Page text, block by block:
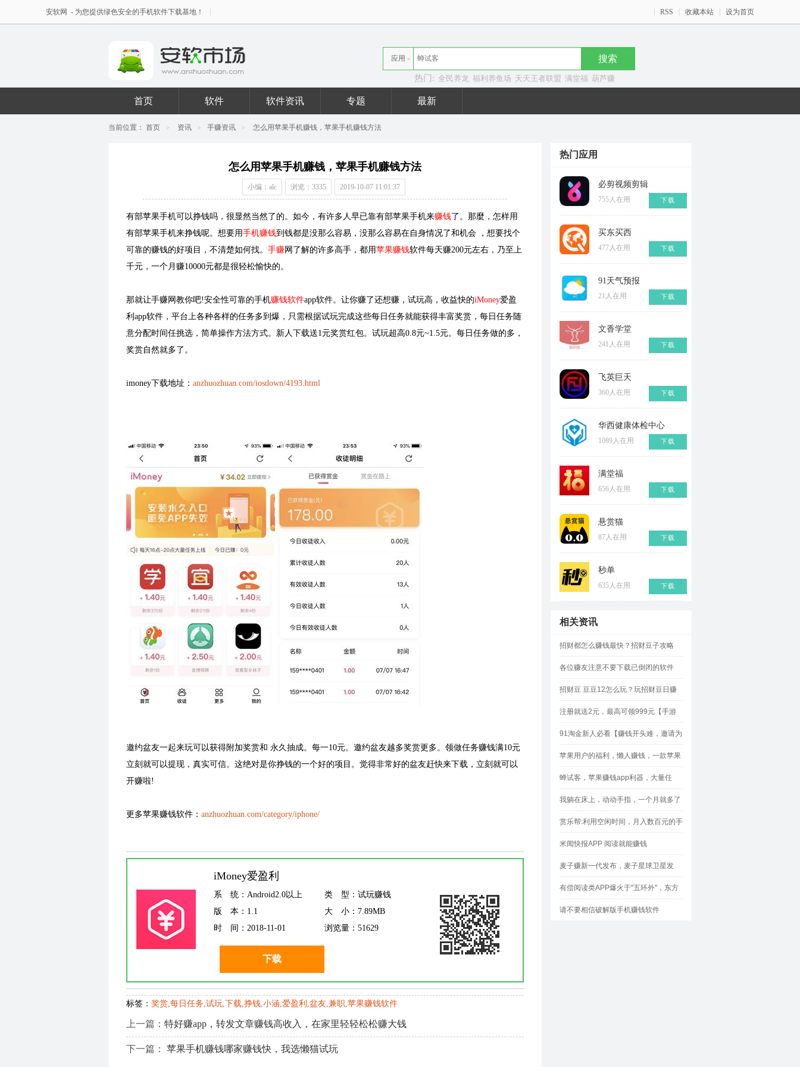
安软网 - 为您提供绿色安全的手机软件下载基地！ RSS 收藏本站 设为首页
应用
热门: 全民养龙 福利养鱼场 天天王者联盟 满堂福 葫芦赚
首页 软件 软件资讯 专题 最新
当前位置： 首页 > 资讯 > 手赚资讯 > 怎么用苹果手机赚钱，苹果手机赚钱方法
怎么用苹果手机赚钱，苹果手机赚钱方法
小编：alc 浏览：3335 2019-10-07 11:01:37
有部苹果手机可以挣钱吗，很显然当然了的。如今，有许多人早已靠有部苹果手机来赚钱了。那麼，怎样用
有部苹果手机来挣钱呢。想要用手机赚钱到钱都是没那么容易，没那么容易在自身情况了和机会 ，想要找个
可靠的赚钱的好项目，不清楚如何找。 手赚网了解的许多高手，都用苹果赚钱软件每天赚200元左右，乃至上
千元，一个月赚10000元都是很轻松愉快的。
那就让手赚网教你吧!安全性可靠的手机赚钱软件app软件。让你赚了还想赚，试玩高，收益快的iMoney爱盈
利app软件，平台上各种各样的任务多到爆，只需根据试玩完成这些每日任务就能获得丰富奖赏，每日任务随
意分配时间任挑选，简单操作方法方式。新人下载送1元奖赏红包。试玩超高0.8元~1.5元。每日任务做的多，
奖赏自然就多了。
imoney下载地址： anzhuozhuan.com/iosdown/4193.html
邀约盆友一起来玩可以获得附加奖赏和 永久抽成。每一10元。邀约盆友越多奖赏更多。领做任务赚钱满10元
立刻就可以提现，真实可信。这绝对是你挣钱的一个好的项目。觉得非常好的盆友赶快来下载，立刻就可以
开赚啦!
更多苹果赚钱软件： anzhuozhuan.com/category/iphone/
iMoney爱盈利
系 统： Android2.0以上 类 型： 试玩赚钱
版 本： 1.1 大 小： 7.89MB
时 间： 2018-11-01 浏览量： 51629
下载
标签： 奖赏,每日任务,试玩,下载,挣钱,小涵,爱盈利,盆友,兼职,苹果赚钱软件
上一篇： 特好赚app，转发文章赚钱高收入，在家里轻轻松松赚大钱
下一篇： 苹果手机赚钱哪家赚钱快，我选懒猫试玩
热门应用
必剪视频剪辑
下载
755人在用
买东买西
下载
477人在用
91天气预报
下载
21人在用
文香学堂
下载
241人在用
飞英巨天
下载
360人在用
华西健康体检中心
下载
1089人在用
满堂福
下载
656人在用
悬赏猫
下载
87人在用
秒单
下载
635人在用
相关资讯
招财都怎么赚钱最快？招财豆子攻略
各位赚友注意不要下载已倒闭的软件
招财豆 豆豆12怎么玩？玩招财豆日赚
注册就送2元，最高可领999元【手游
91淘金新人必看【赚钱开头难，邀请为
苹果用户的福利，懒人赚钱，一款苹果
蝉试客，苹果赚钱app利器，大量任
我躺在床上，动动手指，一个月就多了
赏乐帮:利用空闲时间，月入数百元的手
米闻快报APP 阅读就能赚钱
麦子赚新一代发布，麦子星球卫星发
有偿阅读类APP爆火于"五环外"，东方
请不要相信破解版手机赚钱软件